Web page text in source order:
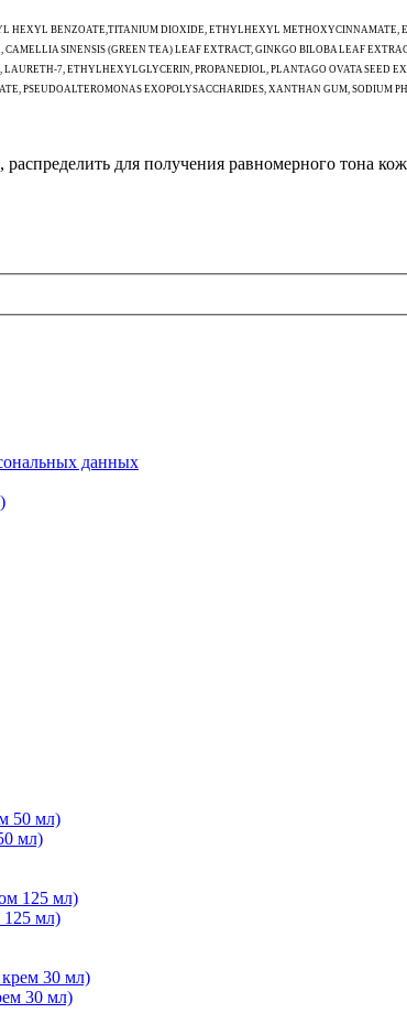
BENZOATE,TITANIUM DIOXIDE, ETHYLHEXYL
SINENSIS (GREEN TEA) LEAF EXTRACT, GINKGO BILOBA LEAF
7, ETHYLHEXYLGLYCERIN, PROPANEDIOL, PLANTAGO OVATA SEED
PSEUDOALTEROMONAS EXOPOLYSACCHARIDES, XANTHAN GUM, SODIUM
для получения равномерного тона
данных
мл)
мл)
30 мл)